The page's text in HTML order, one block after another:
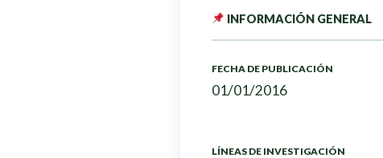
INFORMACIÓN GENERAL
FECHA DE PUBLICACIÓN
01/01/2016
LÍNEAS DE INVESTIGACIÓN